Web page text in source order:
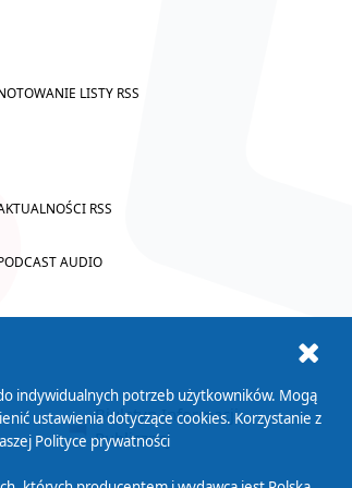
LISTY RSS
RSS
AUDIO
Biuletyn Informacji
Publicznej
indywidualnych potrzeb użytkowników. Mogą
ustawienia dotyczące cookies. Korzystanie z
Polityce prywatności